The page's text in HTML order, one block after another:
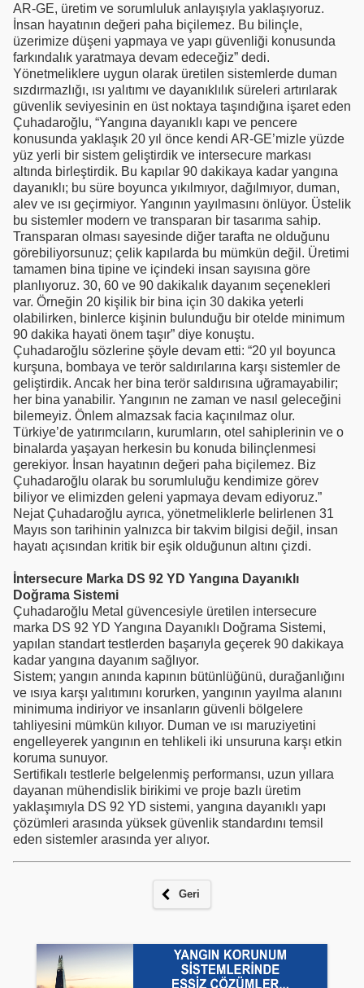
AR-GE, üretim ve sorumluluk anlayışıyla yaklaşıyoruz.
İnsan hayatının değeri paha biçilemez. Bu bilinçle,
üzerimize düşeni yapmaya ve yapı güvenliği konusunda
farkındalık yaratmaya devam edeceğiz” dedi.
Yönetmeliklere uygun olarak üretilen sistemlerde duman
sızdırmazlığı, ısı yalıtımı ve dayanıklılık süreleri artırılarak
güvenlik seviyesinin en üst noktaya taşındığına işaret eden
Çuhadaroğlu, “Yangına dayanıklı kapı ve pencere
konusunda yaklaşık 20 yıl önce kendi AR-GE’mizle yüzde
yüz yerli bir sistem geliştirdik ve intersecure markası
altında birleştirdik. Bu kapılar 90 dakikaya kadar yangına
dayanıklı; bu süre boyunca yıkılmıyor, dağılmıyor, duman,
alev ve ısı geçirmiyor. Yangının yayılmasını önlüyor. Üstelik
bu sistemler modern ve transparan bir tasarıma sahip.
Transparan olması sayesinde diğer tarafta ne olduğunu
görebiliyorsunuz; çelik kapılarda bu mümkün değil. Üretimi
tamamen bina tipine ve içindeki insan sayısına göre
planlıyoruz. 30, 60 ve 90 dakikalık dayanım seçenekleri
var. Örneğin 20 kişilik bir bina için 30 dakika yeterli
olabilirken, binlerce kişinin bulunduğu bir otelde minimum
90 dakika hayati önem taşır” diye konuştu.
Çuhadaroğlu sözlerine şöyle devam etti: “20 yıl boyunca
kurşuna, bombaya ve terör saldırılarına karşı sistemler de
geliştirdik. Ancak her bina terör saldırısına uğramayabilir;
her bina yanabilir. Yangının ne zaman ve nasıl geleceğini
bilemeyiz. Önlem almazsak facia kaçınılmaz olur.
Türkiye’de yatırımcıların, kurumların, otel sahiplerinin ve o
binalarda yaşayan herkesin bu konuda bilinçlenmesi
gerekiyor. İnsan hayatının değeri paha biçilemez. Biz
Çuhadaroğlu olarak bu sorumluluğu kendimize görev
biliyor ve elimizden geleni yapmaya devam ediyoruz.”
Nejat Çuhadaroğlu ayrıca, yönetmeliklerle belirlenen 31
Mayıs son tarihinin yalnızca bir takvim bilgisi değil, insan
hayatı açısından kritik bir eşik olduğunun altını çizdi.
İntersecure Marka DS 92 YD Yangına Dayanıklı
Doğrama Sistemi
Çuhadaroğlu Metal güvencesiyle üretilen intersecure
marka DS 92 YD Yangına Dayanıklı Doğrama Sistemi,
yapılan standart testlerden başarıyla geçerek 90 dakikaya
kadar yangına dayanım sağlıyor.
Sistem; yangın anında kapının bütünlüğünü, durağanlığını
ve ısıya karşı yalıtımını korurken, yangının yayılma alanını
minimuma indiriyor ve insanların güvenli bölgelere
tahliyesini mümkün kılıyor. Duman ve ısı maruziyetini
engelleyerek yangının en tehlikeli iki unsuruna karşı etkin
koruma sunuyor.
Sertifikalı testlerle belgelenmiş performansı, uzun yıllara
dayanan mühendislik birikimi ve proje bazlı üretim
yaklaşımıyla DS 92 YD sistemi, yangına dayanıklı yapı
çözümleri arasında yüksek güvenlik standardını temsil
eden sistemler arasında yer alıyor.
Geri